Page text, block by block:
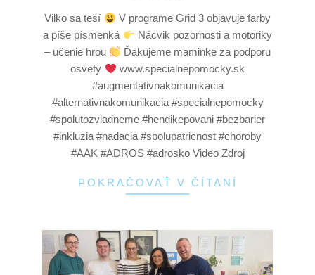
Vilko sa teší
V programe Grid 3 objavuje farby
a píše písmenká
Nácvik pozornosti a motoriky
– učenie hrou
Ďakujeme maminke za podporu
osvety
www.specialnepomocky.sk
#augmentativnakomunikacia
#alternativnakomunikacia #specialnepomocky
#spolutozvladneme #hendikepovani #bezbarier
#inkluzia #nadacia #spolupatricnost #choroby
#AAK #ADROS #adrosko Video Zdroj
POKRAČOVAŤ V ČÍTANÍ